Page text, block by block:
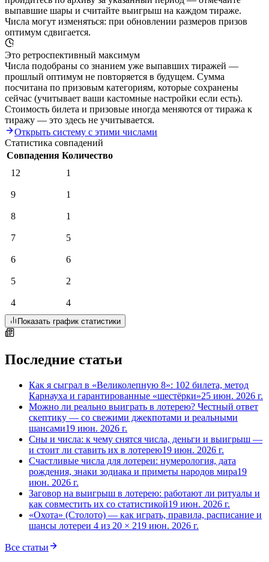
выпавшие шары и считайте выигрыш на каждом тираже.
Числа могут изменяться: при обновлении размеров призов
оптимум сдвигается.
Это ретроспективный максимум
Числа подобраны со знанием уже выпавших тиражей —
прошлый оптимум не повторяется в будущем. Сумма
посчитана по призовым категориям, которые сохранены
сейчас (учитывает ваши кастомные настройки если есть).
Стоимость билета и призовые иногда меняются от тиража к
тиражу — это здесь не учитывается.
Открыть систему с этими числами
Статистика совпадений
Совпадения Количество
12
1
9 1
8 1
7 5
6 6
5 2
4 4
Показать график статистики
Последние статьи
Как я сыграл в «Великолепную 8»: 102 билета, метод
Карнауха и гарантированные «шестёрки»25 июн. 2026 г.
Можно ли реально выиграть в лотерею? Честный ответ
скептику — со свежими джекпотами и реальными
шансами19 июн. 2026 г.
Сны и числа: к чему снятся числа, деньги и выигрыш —
и стоит ли ставить их в лотерею19 июн. 2026 г.
Счастливые числа для лотереи: нумерология, дата
рождения, знаки зодиака и приметы народов мира19
июн. 2026 г.
Заговор на выигрыш в лотерею: работают ли ритуалы и
как совместить их со статистикой19 июн. 2026 г.
«Охота» (Столото) — как играть, правила, расписание и
шансы лотереи 4 из 20 × 219 июн. 2026 г.
Все статьи